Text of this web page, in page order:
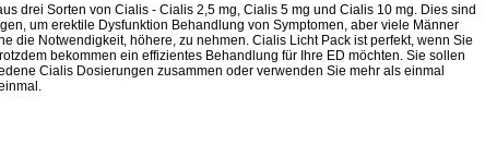
drei Sorten von Cialis - Cialis 2,5 mg, Cialis 5 mg und Cialis 10 mg. Dies sind
um erektile Dysfunktion Behandlung von Symptomen, aber viele Männer
die Notwendigkeit, höhere, zu nehmen. Cialis Licht Pack ist perfekt, wenn Sie
bekommen ein effizientes Behandlung für Ihre ED möchten. Sie sollen
Cialis Dosierungen zusammen oder verwenden Sie mehr als einmal